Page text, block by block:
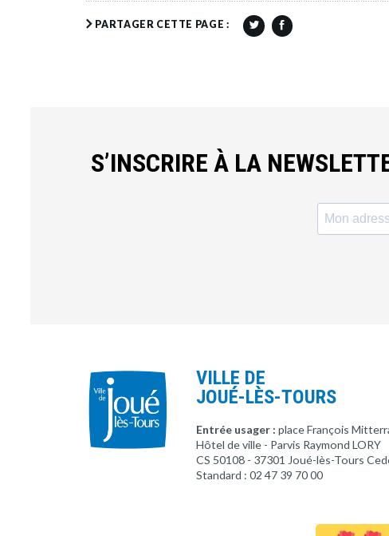
PARTAGER CETTE PAGE :
S’INSCRIRE À LA
VILLE DE
JOUÉ-LÈS-TOURS
Entrée usager : place François
Hôtel de ville - Parvis Raymond LORY
CS 50108 - 37301 Joué-lès-Tours
Standard : 02 47 39 70 00